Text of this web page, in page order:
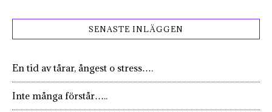
SENASTE INLÄGGEN
En tid av tårar, ångest o stress….
Inte många förstår…..